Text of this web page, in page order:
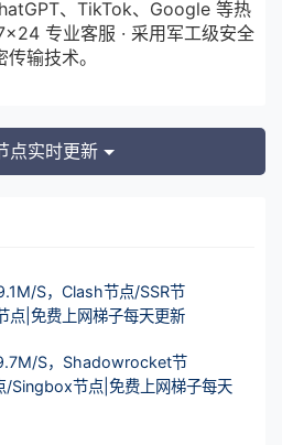
、TikTok、Google 等热
专业客服 · 采用军工级安全
传输技术。
点实时更新
S，Clash节点/SSR节
|免费上网梯子每天更新
S，Shadowrocket节
Singbox节点|免费上网梯子每天